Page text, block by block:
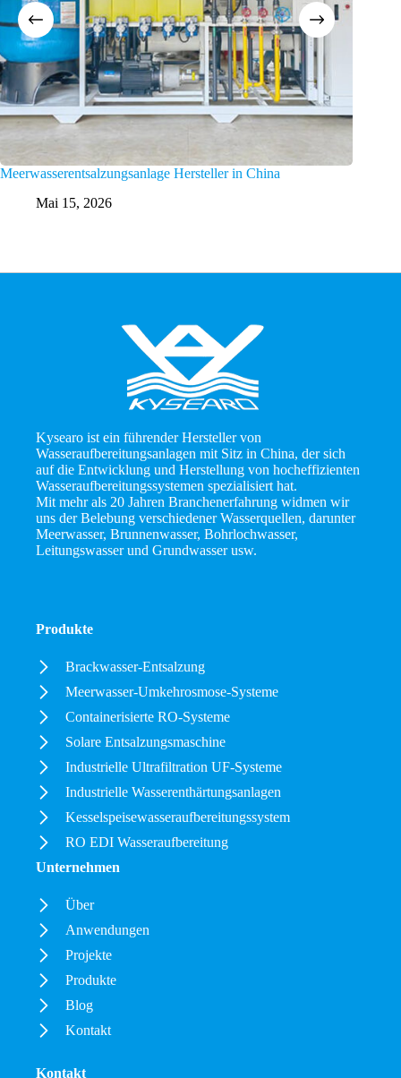
Meerwasserentsalzungsanlage Hersteller in China
Mai 15, 2026
Kysearo ist ein führender Hersteller von
Wasseraufbereitungsanlagen mit Sitz in China, der sich
auf die Entwicklung und Herstellung von hocheffizienten
Wasseraufbereitungssystemen spezialisiert hat.
Mit mehr als 20 Jahren Branchenerfahrung widmen wir
uns der Belebung verschiedener Wasserquellen, darunter
Meerwasser, Brunnenwasser, Bohrlochwasser,
Leitungswasser und Grundwasser usw.
Produkte
Brackwasser-Entsalzung
Meerwasser-Umkehrosmose-Systeme
Containerisierte RO-Systeme
Solare Entsalzungsmaschine
Industrielle Ultrafiltration UF-Systeme
Industrielle Wasserenthärtungsanlagen
Kesselspeisewasseraufbereitungssystem
RO EDI Wasseraufbereitung
Unternehmen
Über
Anwendungen
Projekte
Produkte
Blog
Kontakt
Kontakt